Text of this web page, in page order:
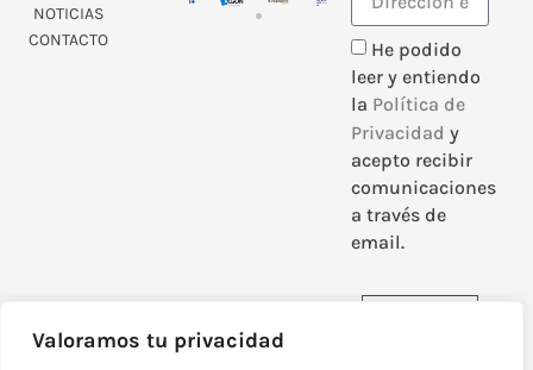
Valoramos tu privacidad
NOTICIAS
CONTACTO
He podido
leer y entiendo
la Política de
Privacidad y
acepto recibir
comunicaciones
a través de
email.